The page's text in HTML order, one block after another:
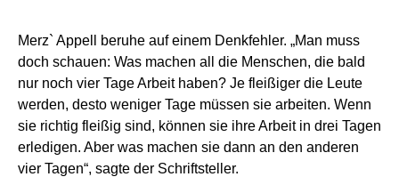
Merz` Appell beruhe auf einem Denkfehler. „Man muss
doch schauen: Was machen all die Menschen, die bald
nur noch vier Tage Arbeit haben? Je fleißiger die Leute
werden, desto weniger Tage müssen sie arbeiten. Wenn
sie richtig fleißig sind, können sie ihre Arbeit in drei Tagen
erledigen. Aber was machen sie dann an den anderen
vier Tagen“, sagte der Schriftsteller.